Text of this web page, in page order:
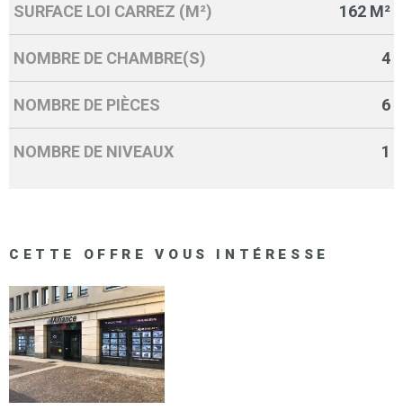
SURFACE LOI CARREZ (M²) 162 M²
NOMBRE DE CHAMBRE(S) 4
NOMBRE DE PIÈCES 6
NOMBRE DE NIVEAUX 1
CETTE OFFRE VOUS INTÉRESSE